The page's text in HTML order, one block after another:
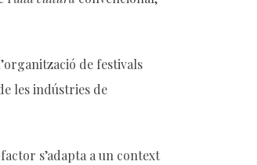
de festivals
les indústries de
s’adapta a un context